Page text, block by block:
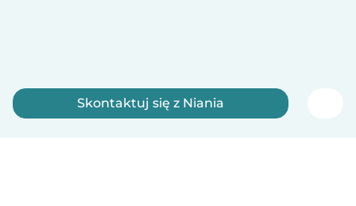
Skontaktuj się z Niania